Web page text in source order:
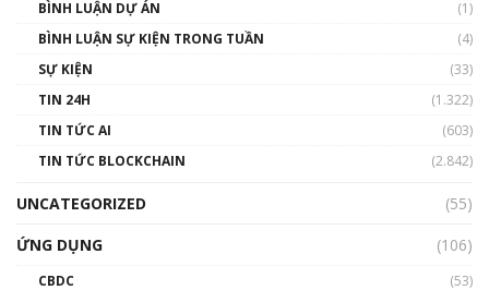
BÌNH LUẬN DỰ ÁN
(1)
BÌNH LUẬN SỰ KIỆN TRONG TUẦN
(4)
SỰ KIỆN
(33)
TIN 24H
(1.322)
TIN TỨC AI
(603)
TIN TỨC BLOCKCHAIN
(2.842)
UNCATEGORIZED
(55)
ỨNG DỤNG
(106)
CBDC (53)